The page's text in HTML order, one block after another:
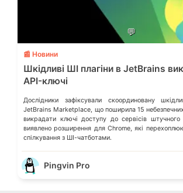
💬
📰 Новини
Шкідливі ШІ плагіни в JetBrains
API-ключі
Дослідники зафіксували скоординовану
JetBrains Marketplace, що поширила 15 небезпечних
викрадати ключі доступу до сервісів штучного
виявлено розширення для Chrome, які
спілкування з ШІ-чатботами.
Pingvin Pro